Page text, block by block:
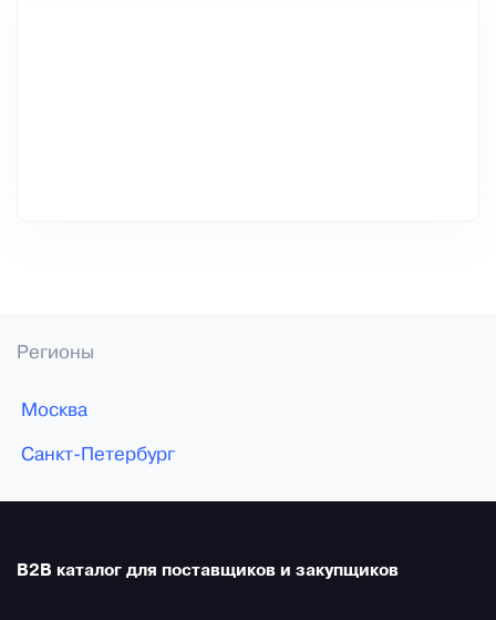
Регионы
Москва
Санкт-Петербург
B2B каталог для поставщиков и закупщиков